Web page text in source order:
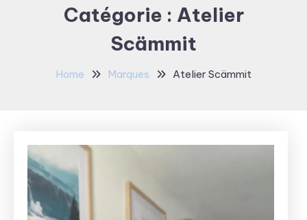
Catégorie : Atelier
Scämmit
Home Marques Atelier Scämmit